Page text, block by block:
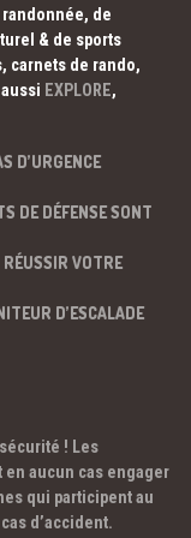
randonnée, de
& de sports
carnets de rando,
EXPLORE,
D’URGENCE
DE DÉFENSE SONT
VOTRE
D’ESCALADE
! Les
aucun cas engager
qui participent au
d’accident.